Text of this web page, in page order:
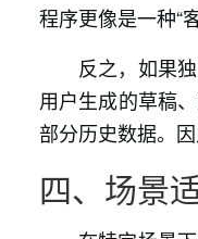
程序更像是一种“
反之，如果
用户生成的草稿
部分历史数据。
四、场景